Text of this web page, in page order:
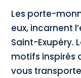
Les porte-
eux, incarnent
Saint-Exupéry.
motifs inspirés
vous